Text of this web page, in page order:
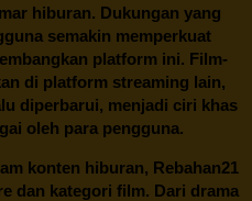
hiburan. Dukungan yang
semakin memperkuat
platform ini. Film-
di platform streaming lain,
diperbarui, menjadi ciri khas
oleh para pengguna.
konten hiburan, Rebahan21
dan kategori film. Dari drama